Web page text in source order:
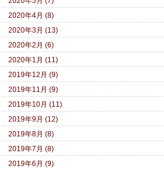
2020年4月 (8)
2020年3月 (13)
2020年2月 (6)
2020年1月 (11)
2019年12月 (9)
2019年11月 (9)
2019年10月 (11)
2019年9月 (12)
2019年8月 (8)
2019年7月 (8)
2019年6月 (9)